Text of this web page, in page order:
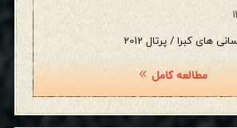
های کبرا / پرتال 2012
مطالعه کامل